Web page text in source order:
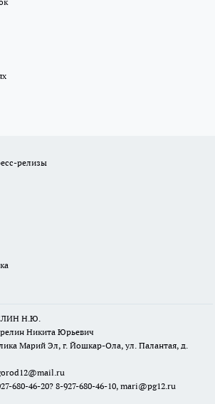
релизы
Н.Ю.
Никита Юрьевич
Марий Эл, г. Йошкар-Ола, ул. Палантая, д.
680-46-20? 8-927-680-46-10, mari@pg12.ru